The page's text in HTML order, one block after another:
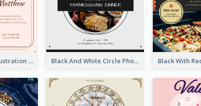
Pink With Plant Illustration Wedding Party Invitation Black And White Circle Photo Thanksgiving Dinner Invitation